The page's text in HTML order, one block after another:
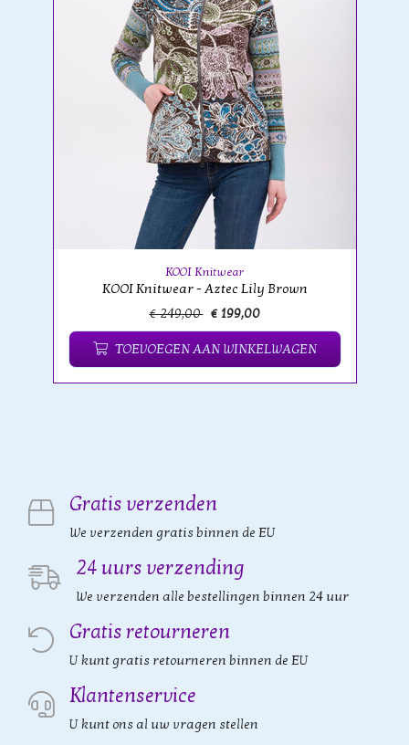
KOOI Knitwear
KOOI Knitwear - Aztec Lily Brown
€ 249,00 € 199,00
TOEVOEGEN AAN WINKELWAGEN
Gratis verzenden
We verzenden gratis binnen de EU
24 uurs verzending
We verzenden alle bestellingen binnen 24 uur
Gratis retourneren
U kunt gratis retourneren binnen de EU
Klantenservice
U kunt ons al uw vragen stellen